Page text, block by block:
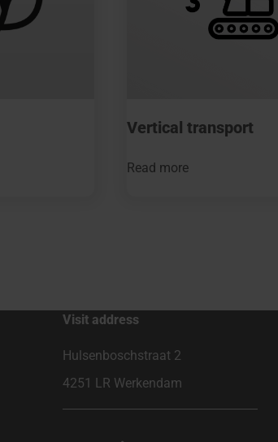
Vertical transport
Read more
Visit address
Hulsenboschstraat 2
4251 LR Werkendam